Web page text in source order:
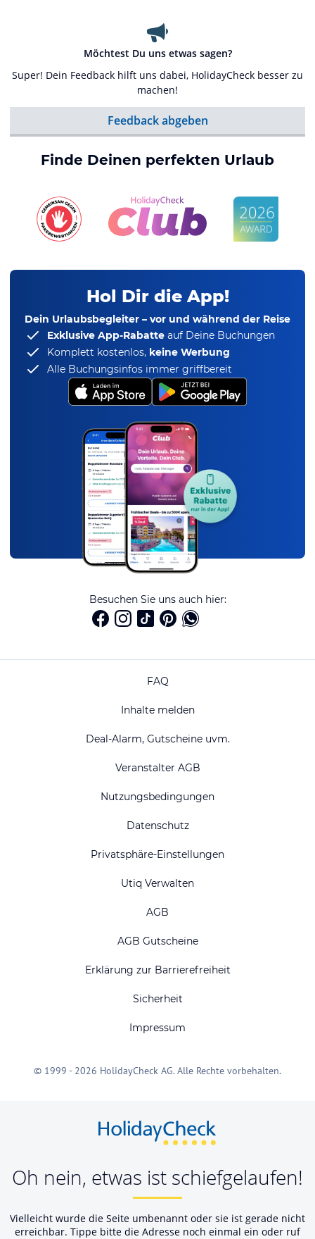
Möchtest Du uns etwas sagen?
Super! Dein Feedback hilft uns dabei, HolidayCheck besser zu
machen!
Feedback abgeben
Finde Deinen perfekten Urlaub
Hol Dir die App!
Dein Urlaubsbegleiter – vor und während der Reise
Exklusive App-Rabatte auf Deine Buchungen
Komplett kostenlos, keine Werbung
Alle Buchungsinfos immer griffbereit
Besuchen Sie uns auch hier:
FAQ
Inhalte melden
Deal-Alarm, Gutscheine uvm.
Veranstalter AGB
Nutzungsbedingungen
Datenschutz
Privatsphäre-Einstellungen
Utiq Verwalten
AGB
AGB Gutscheine
Erklärung zur Barrierefreiheit
Sicherheit
Impressum
© 1999 - 2026 HolidayCheck AG. Alle Rechte vorbehalten.
Oh nein, etwas ist schiefgelaufen!
Vielleicht wurde die Seite umbenannt oder sie ist gerade nicht
erreichbar. Tippe bitte die Adresse noch einmal ein oder ruf